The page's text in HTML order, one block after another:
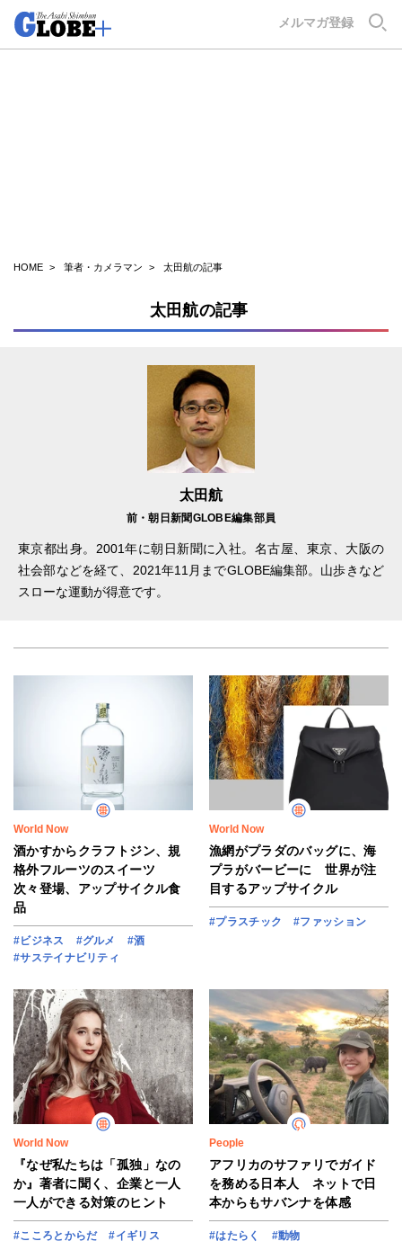
メルマガ登録
HOME 筆者・カメラマン 太田航の記事
太田航の記事
太田航
前・朝日新聞GLOBE編集部員
東京都出身。2001年に朝日新聞に入社。名古屋、東京、大阪の
社会部などを経て、2021年11月までGLOBE編集部。山歩きなど
スローな運動が得意です。
World Now
酒かすからクラフトジン、規
格外フルーツのスイーツ
次々登場、アップサイクル食
品
#ビジネス #グルメ
#酒
#サステイナビリティ
World Now
漁網がプラダのバッグに、海
プラがバービーに 世界が注
目するアップサイクル
#プラスチック #ファッション
World Now
『なぜ私たちは「孤独」なの
か』著者に聞く、企業と一人
一人ができる対策のヒント
#こころとからだ #イギリス
People
アフリカのサファリでガイド
を務める日本人 ネットで日
本からもサバンナを体感
#はたらく #動物